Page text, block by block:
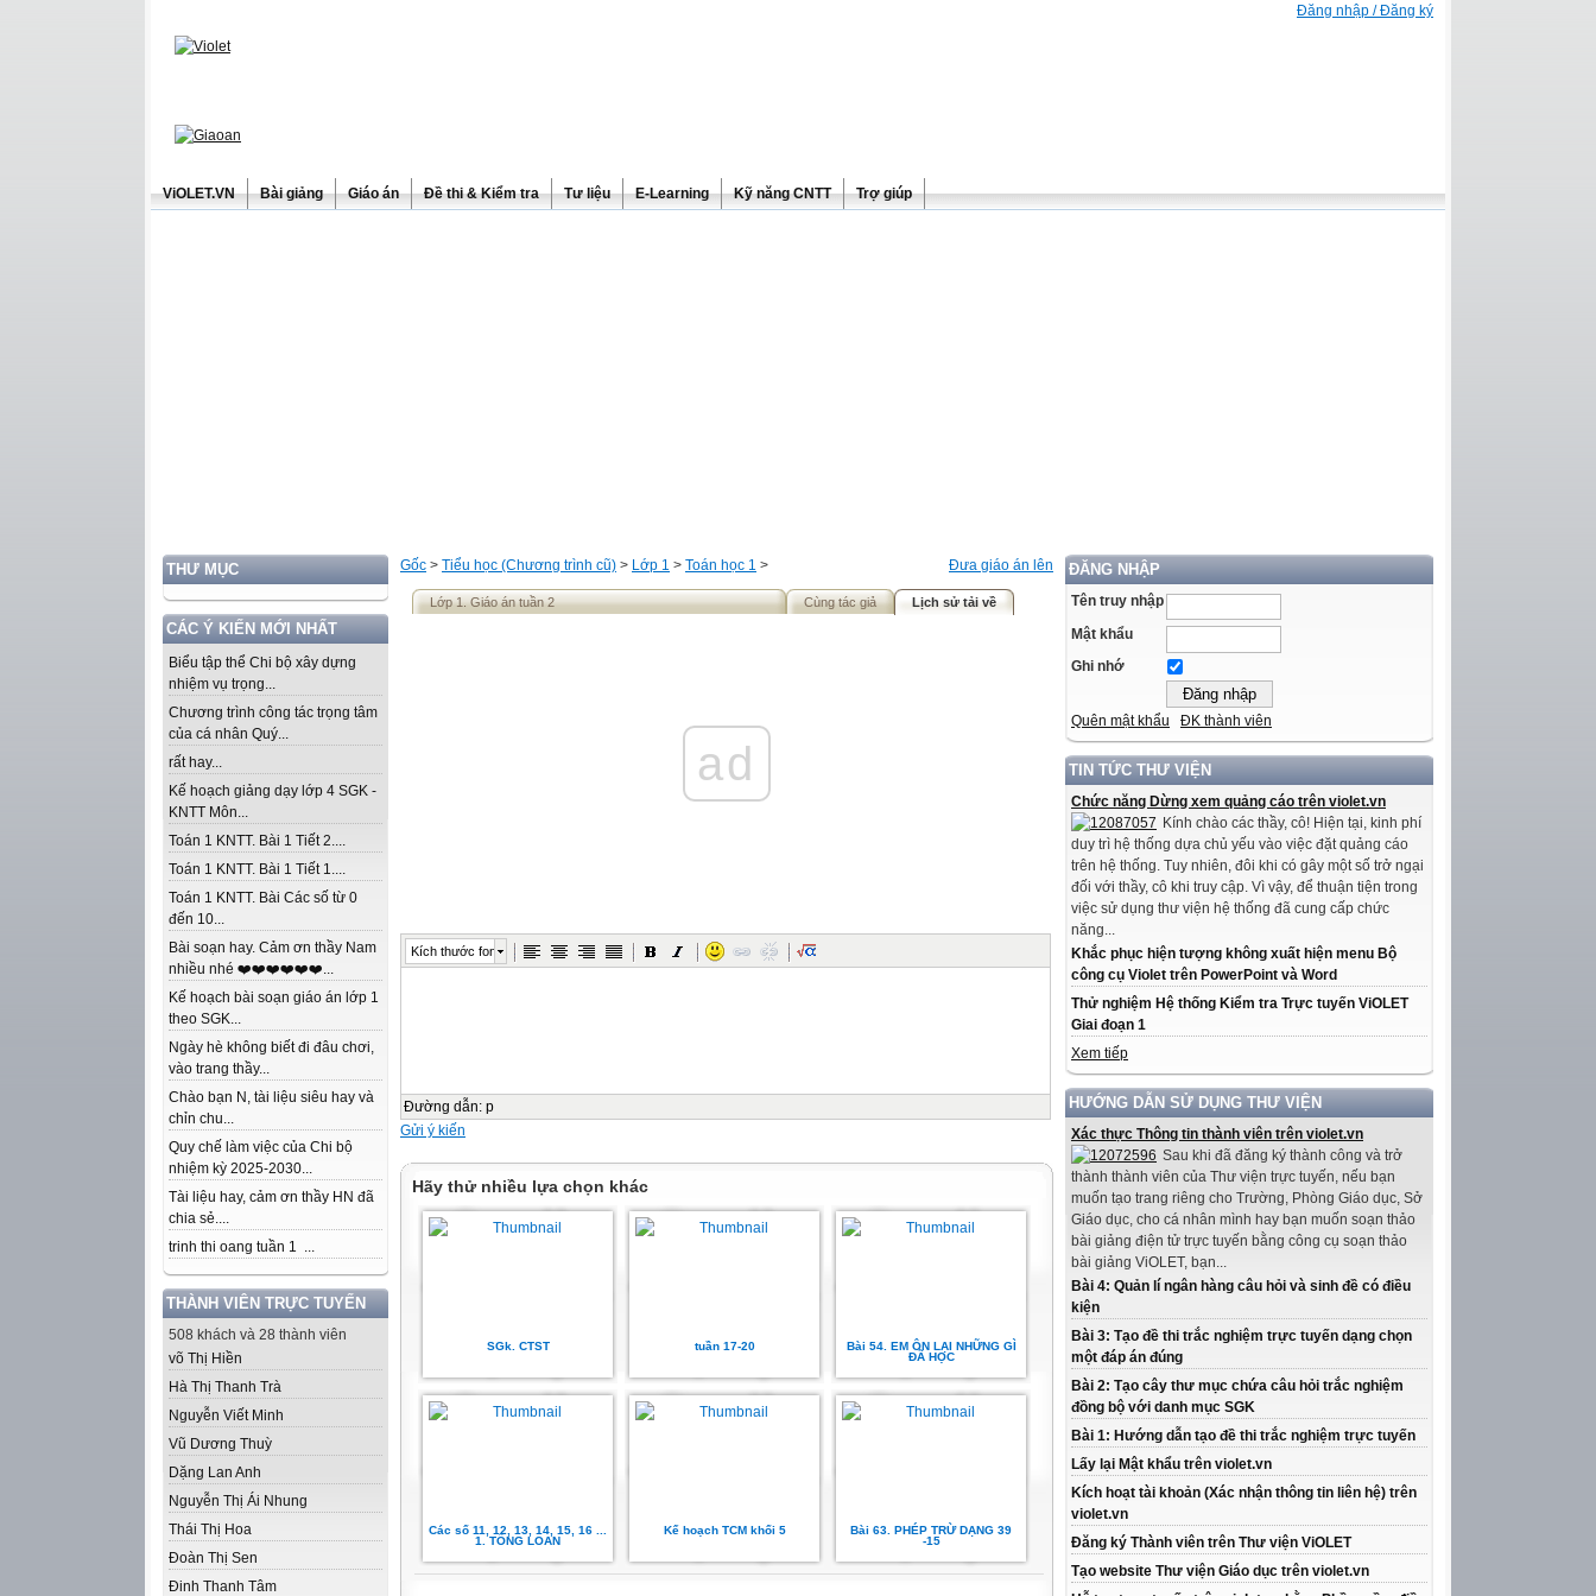
Đăng nhập / Đăng ký
ViOLET.VN Bài giảng Giáo án Đề thi & Kiểm tra Tư liệu E-Learning Kỹ năng CNTT Trợ giúp
THƯ MỤC
CÁC Ý KIẾN MỚI NHẤT
Biểu tập thể Chi bộ xây dựng
nhiệm vụ trọng...
Chương trình công tác trọng tâm
của cá nhân Quý...
rất hay...
Kế hoạch giảng dạy lớp 4 SGK -
KNTT Môn...
Toán 1 KNTT. Bài 1 Tiết 2....
Toán 1 KNTT. Bài 1 Tiết 1....
Toán 1 KNTT. Bài Các số từ 0
đến 10...
Bài soạn hay. Cảm ơn thầy Nam
nhiều nhé ❤️❤️❤️❤️❤️❤️...
Kế hoạch bài soạn giáo án lớp 1
theo SGK...
Ngày hè không biết đi đâu chơi,
vào trang thầy...
Chào bạn N, tài liệu siêu hay và
chỉn chu...
Quy chế làm việc của Chi bộ
nhiệm kỳ 2025-2030...
Tài liệu hay, cảm ơn thầy HN đã
chia sẻ....
trinh thi oang tuần 1 ...
THÀNH VIÊN TRỰC TUYẾN
508 khách và 28 thành viên
võ Thị Hiền
Hà Thị Thanh Trà
Nguyễn Viết Minh
Vũ Dương Thuỳ
Dặng Lan Anh
Nguyễn Thị Ái Nhung
Thái Thị Hoa
Đoàn Thị Sen
Đinh Thanh Tâm
ĐĂNG NHẬP
Tên truy nhập
Mật khẩu
Ghi nhớ
Quên mật khẩu ĐK thành viên
TIN TỨC THƯ VIỆN
Chức năng Dừng xem quảng cáo trên violet.vn
Kính chào các thầy, cô! Hiện tại, kinh phí
duy trì hệ thống dựa chủ yếu vào việc đặt quảng cáo
trên hệ thống. Tuy nhiên, đôi khi có gây một số trở ngại
đối với thầy, cô khi truy cập. Vì vậy, để thuận tiện trong
việc sử dụng thư viện hệ thống đã cung cấp chức
năng...
Khắc phục hiện tượng không xuất hiện menu Bộ
công cụ Violet trên PowerPoint và Word
Thử nghiệm Hệ thống Kiểm tra Trực tuyến ViOLET
Giai đoạn 1
Xem tiếp
HƯỚNG DẪN SỬ DỤNG THƯ VIỆN
Xác thực Thông tin thành viên trên violet.vn
Sau khi đã đăng ký thành công và trở
thành thành viên của Thư viện trực tuyến, nếu bạn
muốn tạo trang riêng cho Trường, Phòng Giáo dục, Sở
Giáo dục, cho cá nhân mình hay bạn muốn soạn thảo
bài giảng điện tử trực tuyến bằng công cụ soạn thảo
bài giảng ViOLET, bạn...
Bài 4: Quản lí ngân hàng câu hỏi và sinh đề có điều
kiện
Bài 3: Tạo đề thi trắc nghiệm trực tuyến dạng chọn
một đáp án đúng
Bài 2: Tạo cây thư mục chứa câu hỏi trắc nghiệm
đồng bộ với danh mục SGK
Bài 1: Hướng dẫn tạo đề thi trắc nghiệm trực tuyến
Lấy lại Mật khẩu trên violet.vn
Kích hoạt tài khoản (Xác nhận thông tin liên hệ) trên
violet.vn
Đăng ký Thành viên trên Thư viện ViOLET
Tạo website Thư viện Giáo dục trên violet.vn
Đưa giáo án lên
Gốc > Tiểu học (Chương trình cũ) > Lớp 1 > Toán học 1 >
Lớp 1. Giáo án tuần 2 Cùng tác giả Lịch sử tải về
ad
Kích thước font
Đường dẫn: p
Gửi ý kiến
Hãy thử nhiều lựa chọn khác
SGk. CTST tuần 17-20
Bài 54. EM ÔN LẠI NHỮNG GÌ
ĐÃ HỌC
Các số 11, 12, 13, 14, 15, 16 ...
1. TỐNG LOAN
Kế hoạch TCM khối 5
Bài 63. PHÉP TRỪ DẠNG 39
-15